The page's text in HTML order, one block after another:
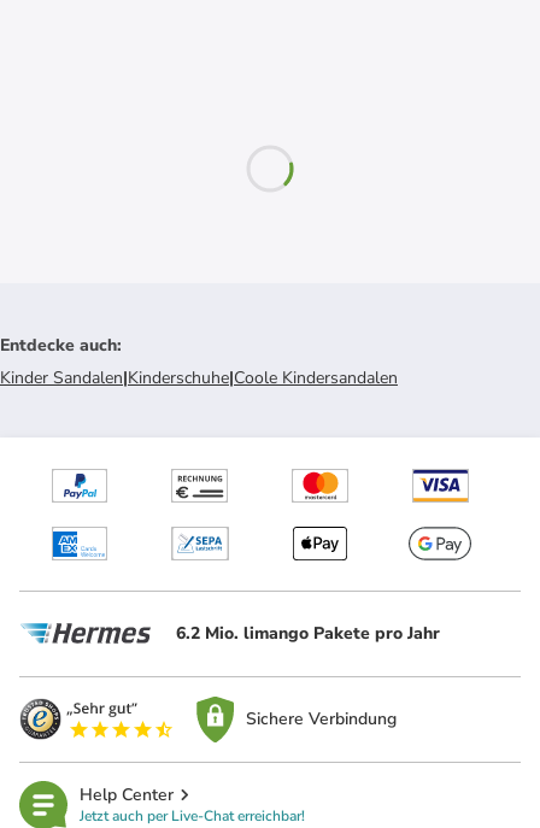
Entdecke auch:
Kinder Sandalen|Kinderschuhe|Coole Kindersandalen
6.2 Mio. limango Pakete pro Jahr
Sichere Verbindung
Help Center
Jetzt auch per Live-Chat erreichbar!